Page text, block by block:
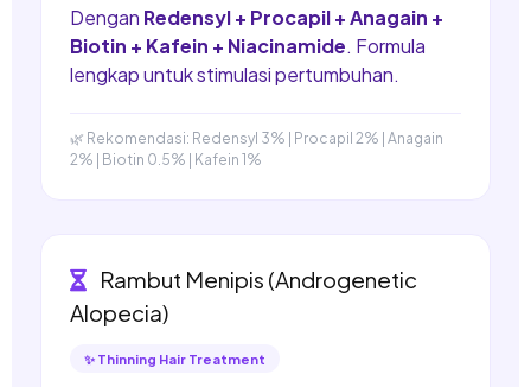
Dengan Redensyl + Procapil + Anagain +
Biotin + Kafein + Niacinamide. Formula
lengkap untuk stimulasi pertumbuhan.
🌿 Rekomendasi: Redensyl 3% | Procapil 2% | Anagain
2% | Biotin 0.5% | Kafein 1%
Rambut Menipis (Androgenetic
Alopecia)
✨ Thinning Hair Treatment